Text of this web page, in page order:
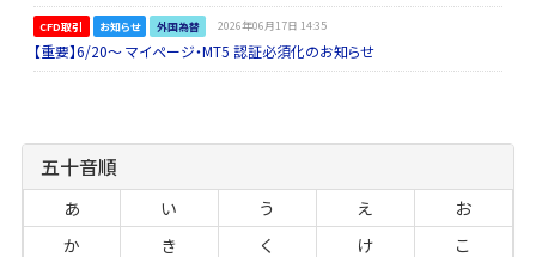
CFD取引 お知らせ 外国為替 2026年06月17日 14:35
【重要】6/20～ マイページ・MT5 認証必須化のお知らせ
五十音順
あ い う え
お
か
き く け
こ